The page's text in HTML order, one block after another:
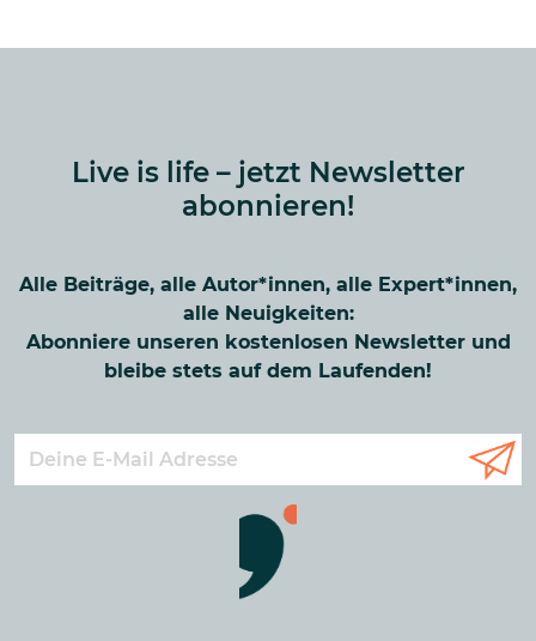
Live is life – jetzt Newsletter
abonnieren!
Alle Beiträge, alle Autor*innen, alle Expert*innen,
alle Neuigkeiten:
Abonniere unseren kostenlosen Newsletter und
bleibe stets auf dem Laufenden!